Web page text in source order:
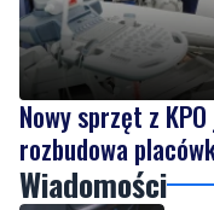
Nowy sprzęt z
rozbudowa
Wiadomości